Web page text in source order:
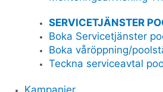
SERVICETJÄNSTER
Boka Servicetjänster
Boka våröppning/
Teckna serviceavtal
Kampanjer